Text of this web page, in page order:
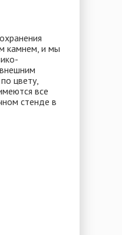
камнем, и мы
цвету,
все
стенде в